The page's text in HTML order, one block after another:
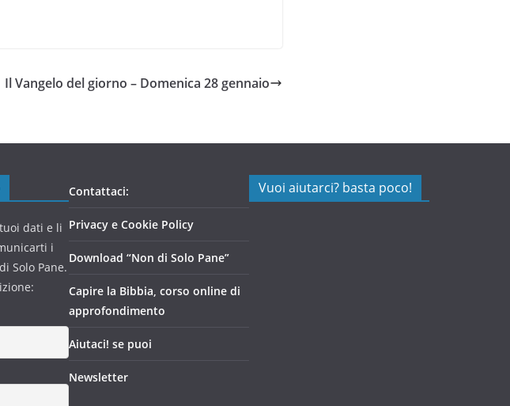
Il Vangelo del giorno – Domenica 28 gennaio
dati e li
i
Solo Pane.
Contattaci:
Privacy e Cookie Policy
Download “Non di Solo Pane”
Capire la Bibbia, corso online di
approfondimento
Aiutaci! se puoi
Newsletter
Vuoi aiutarci? basta poco!